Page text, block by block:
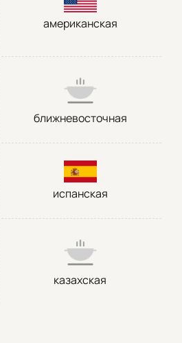
американская
ближневосточная
испанская
казахская